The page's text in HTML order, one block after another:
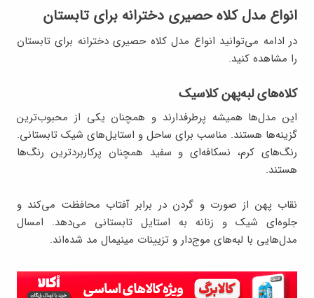
انواع مدل کلاه حصیری دخترانه برای تابستان
در ادامه می‌توانید انواع مدل کلاه حصیری دخترانه برای تابستان
را مشاهده کنید.
کلاه‌های لبه‌پهن کلاسیک
این مدل‌ها همیشه پرطرفدارند و همچنان یکی از محبوب‌ترین
گزینه‌ها هستند. مناسب برای ساحل و استایل‌های شیک تابستانی.
رنگ‌های کرم، نسکافه‌ای و سفید همچنان پرکاربردترین رنگ‌ها
هستند.
نقاب پهن از صورت و گردن در برابر آفتاب محافظت می‌کند و
جلوه‌ای شیک و زنانه به استایل تابستانی می‌دهد. امسال
مدل‌هایی با لبه‌های موج‌دار و تزیینات مینیمال مد شده‌اند.